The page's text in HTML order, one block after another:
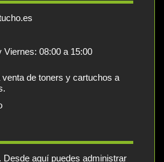
Viernes: 08:00 a 15:00
de toners y cartuchos a
Desde aquí puedes administrar